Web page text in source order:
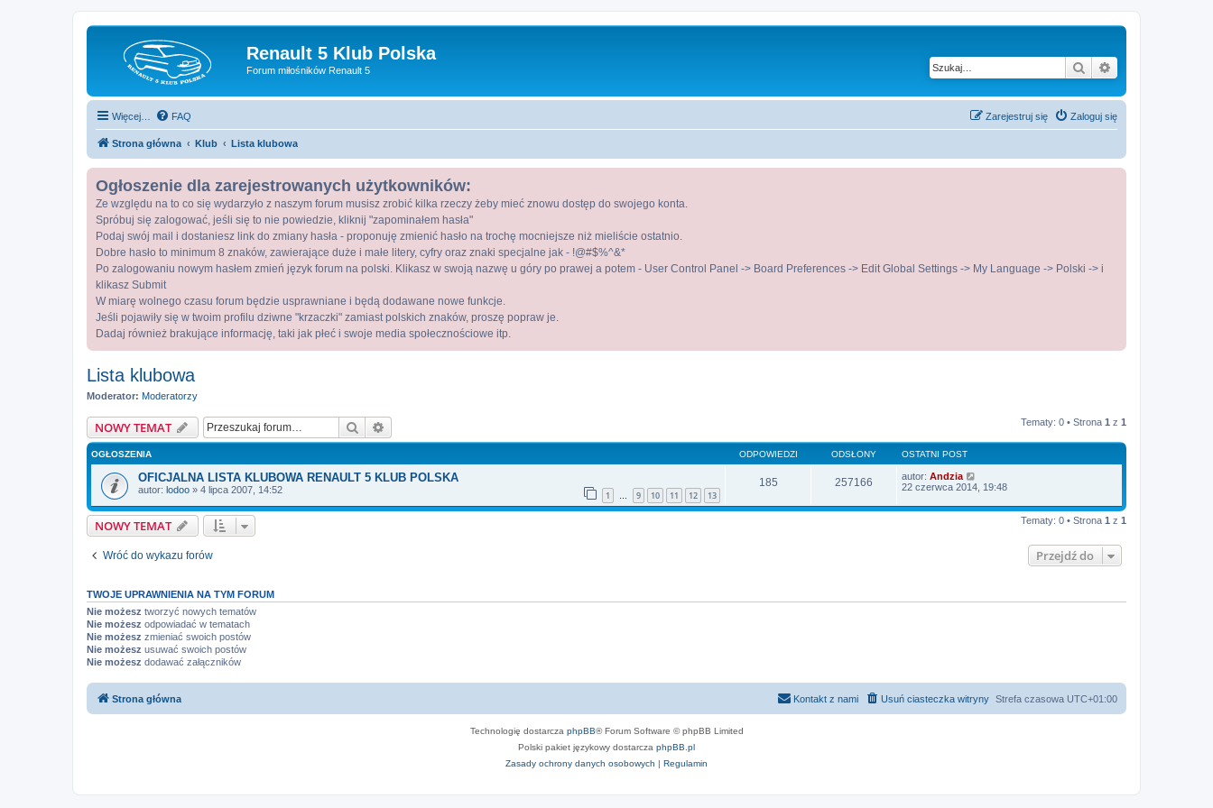
Renault 5 Klub Polska
Forum miłośników Renault 5 Szukaj
Więcej… FAQ Zaloguj się
Zarejestruj się
Strona główna Klub Lista klubowa
Ogłoszenie dla zarejestrowanych użytkowników:
Ze względu na to co się wydarzyło z naszym forum musisz zrobić kilka rzeczy żeby mieć znowu dostęp do swojego konta.
Spróbuj się zalogować, jeśli się to nie powiedzie, kliknij "zapominałem hasła"
Podaj swój mail i dostaniesz link do zmiany hasła - proponuję zmienić hasło na trochę mocniejsze niż mieliście ostatnio.
Dobre hasło to minimum 8 znaków, zawierające duże i małe litery, cyfry oraz znaki specjalne jak - !@#$%^&*
Po zalogowaniu nowym hasłem zmień język forum na polski. Klikasz w swoją nazwę u góry po prawej a potem - User Control Panel -> Board Preferences -> Edit Global Settings -> My Language -> Polski -> i
klikasz Submit
W miarę wolnego czasu forum będzie usprawniane i będą dodawane nowe funkcje.
Jeśli pojawiły się w twoim profilu dziwne "krzaczki" zamiast polskich znaków, proszę popraw je.
Dadaj również brakujące informację, taki jak płeć i swoje media społecznościowe itp.
Lista klubowa
Moderator: Moderatorzy
NOWY TEMAT Szukaj Tematy: 0 • Strona 1 z 1
OGŁOSZENIA ODPOWIEDZI ODSŁONY OSTATNI POST
OFICJALNA LISTA KLUBOWA RENAULT 5 KLUB POLSKA
autor: lodoo » 4 lipca 2007, 14:52 1 … 9 10 11 12 13
185 257166 autor: Andzia
22 czerwca 2014, 19:48
NOWY TEMAT Tematy: 0 • Strona 1 z 1
Wróć do wykazu forów Przejdź do
TWOJE UPRAWNIENIA NA TYM FORUM
Nie możesz tworzyć nowych tematów
Nie możesz odpowiadać w tematach
Nie możesz zmieniać swoich postów
Nie możesz usuwać swoich postów
Nie możesz dodawać załączników
Strona główna Strefa czasowa UTC+01:00
Usuń ciasteczka witryny
Kontakt z nami
Technologię dostarcza phpBB® Forum Software © phpBB Limited
Polski pakiet językowy dostarcza phpBB.pl
Zasady ochrony danych osobowych | Regulamin